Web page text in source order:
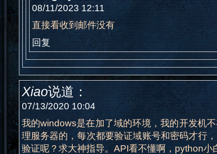
08/11/2023 12:11
直接看收到邮件没有
回复
Xiao说道：
07/13/2020 10:04
我的windows是在加了域的环境，我的开发机
理服务器的，每次都要验证域账号和密码才行
验证呢？求大神指导。API看不懂啊，python小